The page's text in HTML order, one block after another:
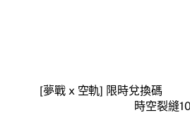
[夢戰 x 空軌] 限時兌換碼
時空裂縫